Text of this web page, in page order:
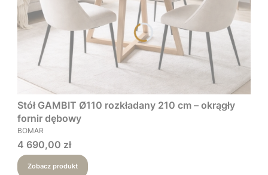
Stół GAMBIT Ø110 rozkładany 210 cm – okrągły
fornir dębowy
PRODUCENT
BOMAR
Cena
4 690,00 zł
Zobacz produkt